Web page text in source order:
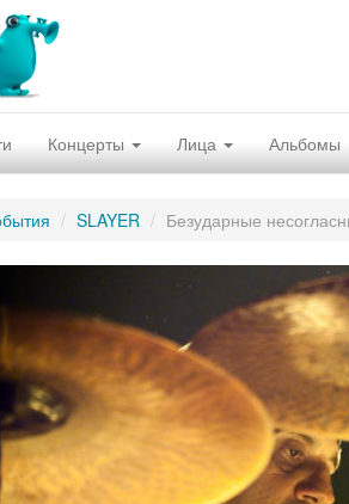
Концерты Лица Альбомы
SLAYER Безударные